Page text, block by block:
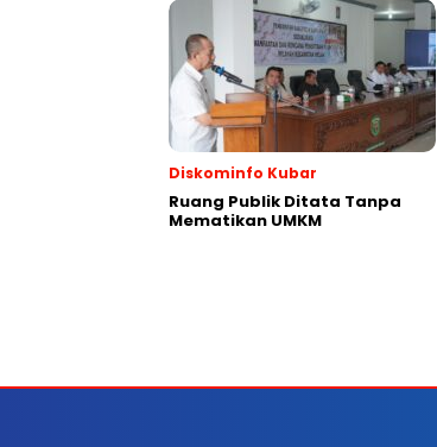
Diskominfo Kubar
Ruang Publik Ditata Tanpa
Mematikan UMKM